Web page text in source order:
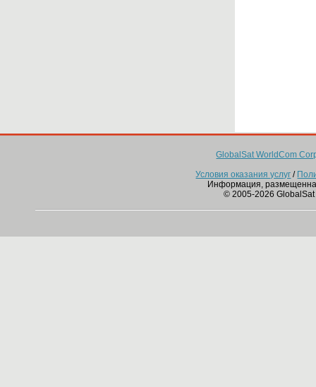
GlobalSat WorldCom
Условия оказания услуг /
Информация,
© 2005-2026